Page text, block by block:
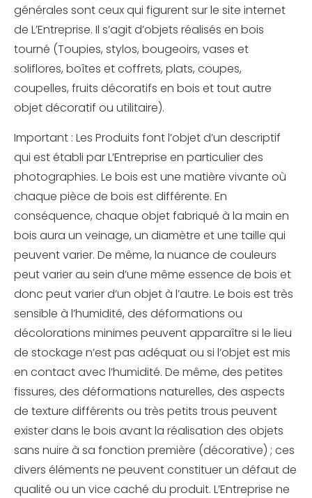
générales sont ceux qui figurent sur le site internet
de L’Entreprise. Il s’agit d’objets réalisés en bois
tourné (Toupies, stylos, bougeoirs, vases et
soliflores, boîtes et coffrets, plats, coupes,
coupelles, fruits décoratifs en bois et tout autre
objet décoratif ou utilitaire).
Important : Les Produits font l’objet d’un descriptif
qui est établi par L’Entreprise en particulier des
photographies. Le bois est une matière vivante où
chaque pièce de bois est différente. En
conséquence, chaque objet fabriqué à la main en
bois aura un veinage, un diamètre et une taille qui
peuvent varier. De même, la nuance de couleurs
peut varier au sein d’une même essence de bois et
donc peut varier d’un objet à l’autre. Le bois est très
sensible à l’humidité, des déformations ou
décolorations minimes peuvent apparaître si le lieu
de stockage n’est pas adéquat ou si l’objet est mis
en contact avec l’humidité. De même, des petites
fissures, des déformations naturelles, des aspects
de texture différents ou très petits trous peuvent
exister dans le bois avant la réalisation des objets
sans nuire à sa fonction première (décorative) ; ces
divers éléments ne peuvent constituer un défaut de
qualité ou un vice caché du produit. L’Entreprise ne